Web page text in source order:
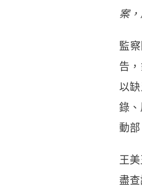
案
監
告
以
錄
動部
王
盡